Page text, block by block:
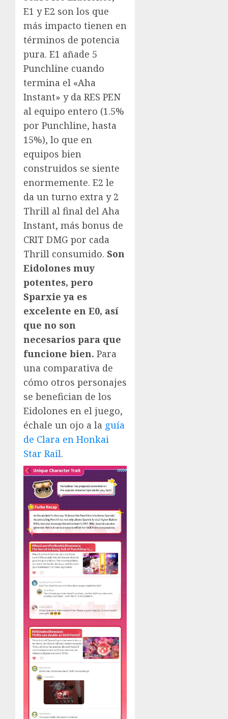
E1 y E2 son los que
más impacto tienen en
términos de potencia
pura. E1 añade 5
Punchline cuando
termina el «Aha
Instant» y da RES PEN
al equipo entero (1.5%
por Punchline, hasta
15%), lo que en
equipos bien
construidos se siente
enormemente. E2 le
da un turno extra y 2
Thrill al final del Aha
Instant, más bonus de
CRIT DMG por cada
Thrill consumido. Son
Eidolones muy
potentes, pero
Sparxie ya es
excelente en E0, así
que no son
necesarios para que
funcione bien. Para
una comparativa de
cómo otros personajes
se benefician de los
Eidolones en el juego,
échale un ojo a la guía
de Clara en Honkai
Star Rail.